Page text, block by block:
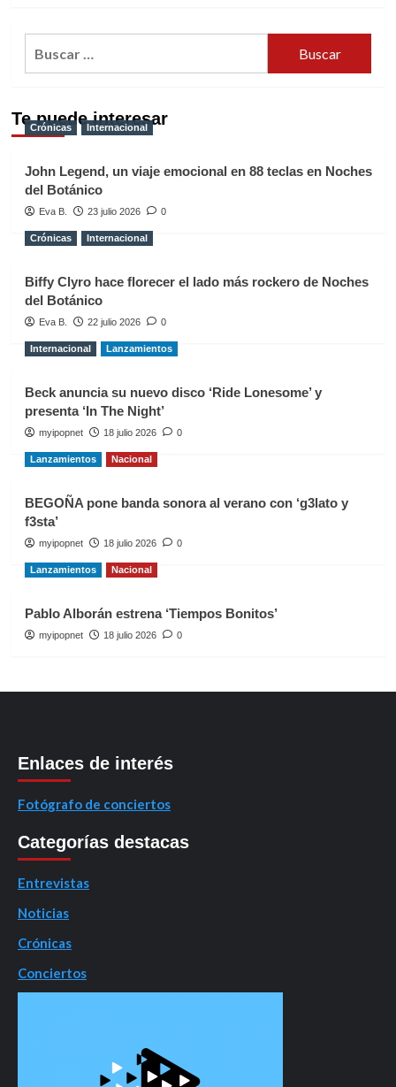
Te puede interesar
Crónicas Internacional
John Legend, un viaje emocional en 88 teclas en Noches
del Botánico
Eva B. 23 julio 2026 0
Crónicas Internacional
Biffy Clyro hace florecer el lado más rockero de Noches
del Botánico
Eva B. 22 julio 2026 0
Internacional Lanzamientos
Beck anuncia su nuevo disco ‘Ride Lonesome’ y
presenta ‘In The Night’
myipopnet 18 julio 2026 0
Lanzamientos Nacional
BEGOÑA pone banda sonora al verano con ‘g3lato y
f3sta’
myipopnet 18 julio 2026 0
Lanzamientos Nacional
Pablo Alborán estrena ‘Tiempos Bonitos’
myipopnet 18 julio 2026 0
Enlaces de interés
Fotógrafo de conciertos
Categorías destacas
Entrevistas
Noticias
Crónicas
Conciertos